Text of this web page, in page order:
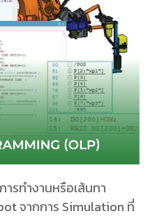
รทํางานหรือเส้นทา
จากการ Simulation ที่